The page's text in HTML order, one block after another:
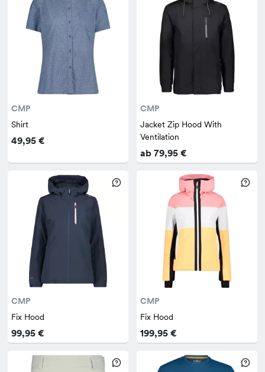
CMP
Shirt
49,95 €
CMP
Jacket Zip Hood With
Ventilation
ab 79,95 €
CMP
Fix Hood
99,95 €
CMP
Fix Hood
199,95 €